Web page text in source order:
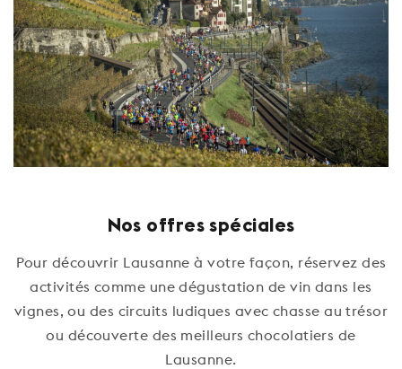
Nos offres spéciales
Pour découvrir Lausanne à votre façon, réservez des
activités comme une dégustation de vin dans les
vignes, ou des circuits ludiques avec chasse au trésor
ou découverte des meilleurs chocolatiers de
Lausanne.